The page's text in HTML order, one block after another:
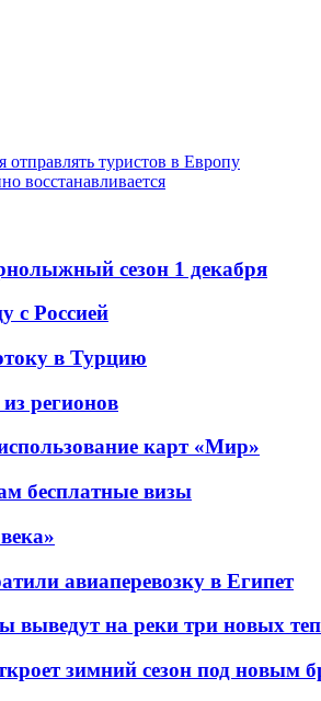
отправлять туристов в Европу
восстанавливается
сезон 1 декабря
с Россией
в Турцию
регионов
карт «Мир»
бесплатные визы
авиаперевозку в Египет
выведут на реки три новых
зимний сезон под новым